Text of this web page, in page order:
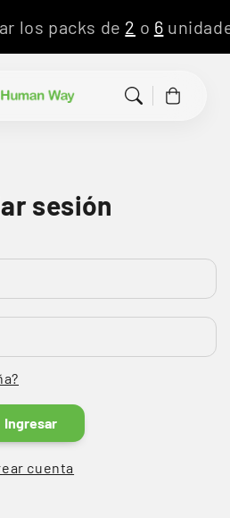
2 o6
Carrito
sesión
Ingresar
cuenta